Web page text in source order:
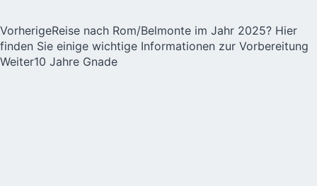
VorherigeReise nach Rom/Belmonte im Jahr 2025? Hier
finden Sie einige wichtige Informationen zur Vorbereitung
Weiter10 Jahre Gnade